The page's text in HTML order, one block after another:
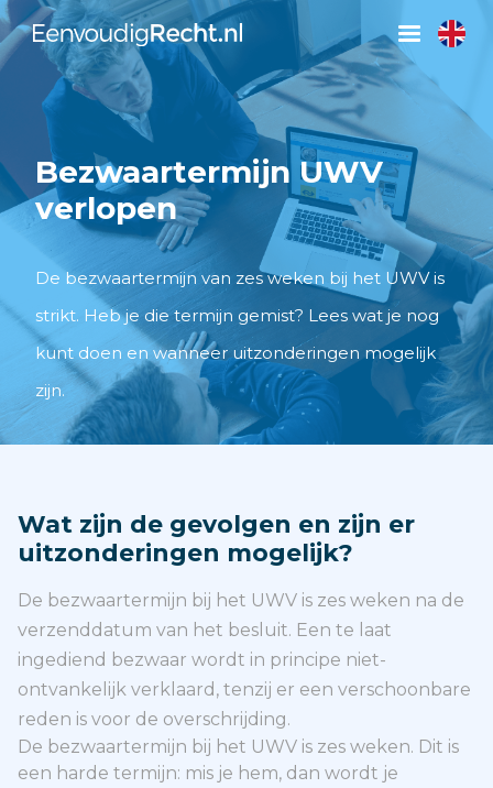
Bezwaartermijn UWV
verlopen
De bezwaartermijn van zes weken bij het UWV is
strikt. Heb je die termijn gemist? Lees wat je nog
kunt doen en wanneer uitzonderingen mogelijk
zijn.
Wat zijn de gevolgen en zijn er
uitzonderingen mogelijk?
De bezwaartermijn bij het UWV is zes weken na de
verzenddatum van het besluit. Een te laat
ingediend bezwaar wordt in principe niet-
ontvankelijk verklaard, tenzij er een verschoonbare
reden is voor de overschrijding.
De bezwaartermijn bij het UWV is zes weken. Dit is
een harde termijn: mis je hem, dan wordt je